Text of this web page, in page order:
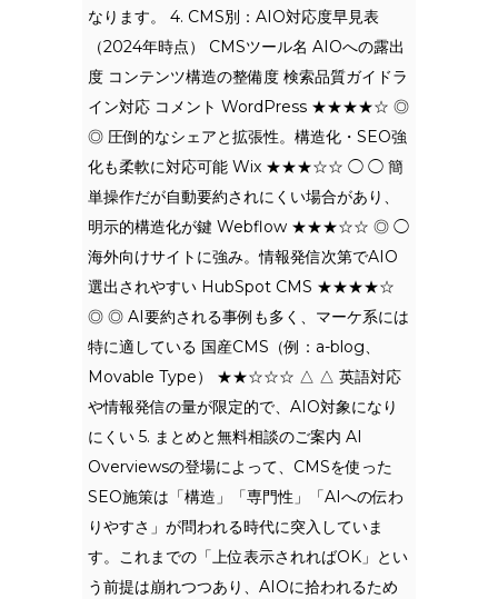
なります。 4. CMS別：AIO対応度早見表
（2024年時点） CMSツール名 AIOへの露出
度 コンテンツ構造の整備度 検索品質ガイドラ
イン対応 コメント WordPress ★★★★☆ ◎
◎ 圧倒的なシェアと拡張性。構造化・SEO強
化も柔軟に対応可能 Wix ★★★☆☆ ◯ ◯ 簡
単操作だが自動要約されにくい場合があり、
明示的構造化が鍵 Webflow ★★★☆☆ ◎ ◯
海外向けサイトに強み。情報発信次第でAIO
選出されやすい HubSpot CMS ★★★★☆
◎ ◎ AI要約される事例も多く、マーケ系には
特に適している 国産CMS（例：a-blog、
Movable Type） ★★☆☆☆ △ △ 英語対応
や情報発信の量が限定的で、AIO対象になり
にくい 5. まとめと無料相談のご案内 AI
Overviewsの登場によって、CMSを使った
SEO施策は「構造」「専門性」「AIへの伝わ
りやすさ」が問われる時代に突入していま
す。これまでの「上位表示されればOK」とい
う前提は崩れつつあり、AIOに拾われるため